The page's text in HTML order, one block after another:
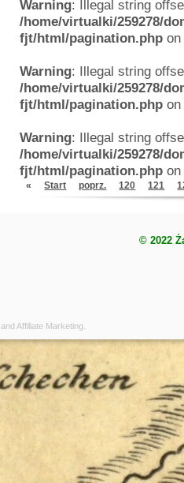
Warning: Illegal string
/home/virtualki/259278/
fjt/html/pagination.php
Warning: Illegal string
/home/virtualki/259278/
fjt/html/pagination.php
Warning: Illegal string
/home/virtualki/259278/
fjt/html/pagination.php
« Start poprz. 120 121
© 2022
andAffiliate Marketing